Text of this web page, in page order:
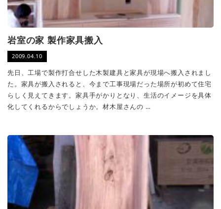
岩室の家 製作家具搬入
2009.04.10
先日、工場で製作打合せした木製建具と家具が現場へ搬入されまし
た。家具が搬入されると、今まで工事現場だった場所が初めて住宅
らしく見えてきます。家具手がかりとなり、生活のイメージを具体
化してくれるからでしょうか。材木屋さんの …